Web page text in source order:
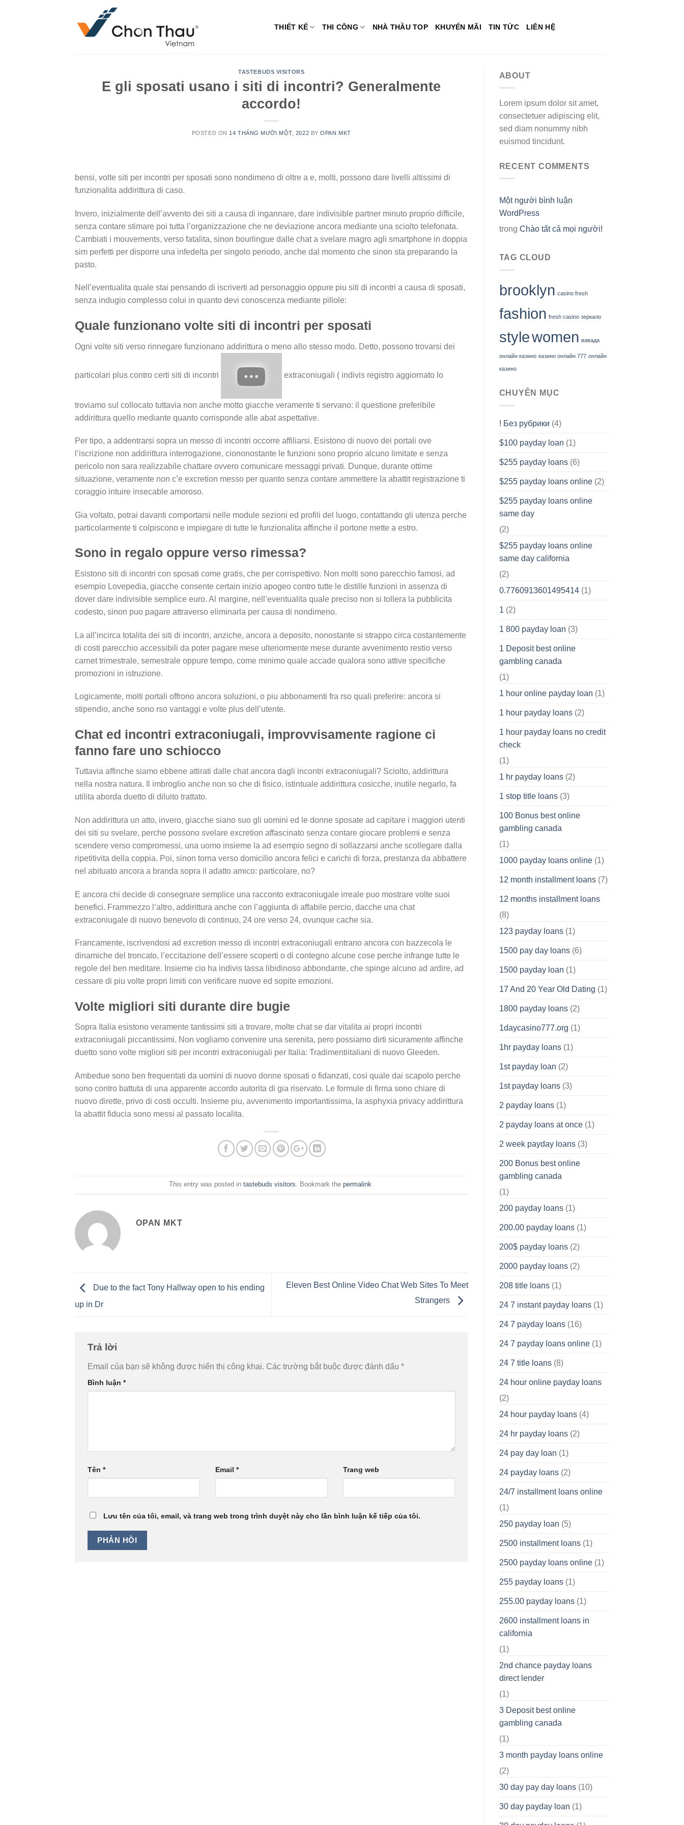
THIẾT KẾ THI CÔNG NHÀ THẦU TOP KHUYẾN MÃI TIN TỨC LIÊN HỆ
TASTEBUDS VISITORS
E gli sposati usano i siti di incontri? Generalmente
accordo!
POSTED ON 14 THÁNG MƯỜI MỘT, 2022 BYOPAN MKT
bensi, volte siti per incontri per sposati sono nondimeno di oltre a e, molti, possono dare livelli altissimi di
funzionalita addirittura di caso.
Invero, inizialmente dell’avvento dei siti a causa di ingannare, dare indivisible partner minuto proprio difficile,
senza contare stimare poi tutta l’organizzazione che ne deviazione ancora mediante una sciolto telefonata.
Cambiati i mouvements, verso fatalita, sinon bourlingue dalle chat a svelare magro agli smartphone in doppia
sim perfetti per disporre una infedelta per singolo periodo, anche dal momento che sinon sta preparando la
pasto.
Nell’eventualita quale stai pensando di iscriverti ad personaggio oppure piu siti di incontri a causa di sposati,
senza indugio complesso colui in quanto devi conoscenza mediante pillole:
Quale funzionano volte siti di incontri per sposati
Ogni volte siti verso rinnegare funzionano addirittura o meno allo stesso modo. Detto, possono trovarsi dei
particolari plus contro certi siti di incontri extraconiugali ( indivis registro aggiornato lo
troviamo sul collocato tuttavia non anche motto giacche veramente ti servano: il questione preferibile
addirittura quello mediante quanto corrisponde alle abat aspettative.
Per tipo, a addentrarsi sopra un messo di incontri occorre affiliarsi. Esistono di nuovo dei portali ove
l’iscrizione non addirittura interrogazione, ciononostante le funzioni sono proprio alcuno limitate e senza
pericolo non sara realizzabile chattare ovvero comunicare messaggi privati. Dunque, durante ottime
situazione, veramente non c’e excretion messo per quanto senza contare ammettere la abattit registrazione ti
coraggio intuire insecable amoroso.
Gia voltato, potrai davanti comportarsi nelle module sezioni ed profili del luogo, contattando gli utenza perche
particolarmente ti colpiscono e impiegare di tutte le funzionalita affinche il portone mette a estro.
Sono in regalo oppure verso rimessa?
Esistono siti di incontri con sposati come gratis, che per corrispettivo. Non molti sono parecchio famosi, ad
esempio Lovepedia, giacche consente certain inizio apogeo contro tutte le distille funzioni in assenza di
dover dare indivisible semplice euro. Al margine, nell’eventualita quale preciso non si tollera la pubblicita
codesto, sinon puo pagare attraverso eliminarla per causa di nondimeno.
La all’incirca totalita dei siti di incontri, anziche, ancora a deposito, nonostante si strappo circa costantemente
di costi parecchio accessibili da poter pagare mese ulteriormente mese durante avvenimento restio verso
carnet trimestrale, semestrale oppure tempo, come minimo quale accade qualora sono attive specifiche
promozioni in istruzione.
Logicamente, molti portali offrono ancora soluzioni, o piu abbonamenti fra rso quali preferire: ancora si
stipendio, anche sono rso vantaggi e volte plus dell’utente.
Chat ed incontri extraconiugali, improvvisamente ragione ci
fanno fare uno schiocco
Tuttavia affinche siamo ebbene attirati dalle chat ancora dagli incontri extraconiugali? Sciolto, addirittura
nella nostra natura. Il imbroglio anche non so che di fisico, istintuale addirittura cosicche, inutile negarlo, fa
utilita aborda duetto di diluito trattato.
Non addirittura un atto, invero, giacche siano suo gli uomini ed le donne sposate ad capitare i maggiori utenti
dei siti su svelare, perche possono svelare excretion affascinato senza contare giocare problemi e senza
scendere verso compromessi, una uomo insieme la ad esempio segno di sollazzarsi anche scollegare dalla
ripetitivita della coppia. Poi, sinon torna verso domicilio ancora felici e carichi di forza, prestanza da abbattere
nel abituato ancora a branda sopra il adatto amico: particolare, no?
E ancora chi decide di consegnare semplice una racconto extraconiugale irreale puo mostrare volte suoi
benefici. Frammezzo l’altro, addirittura anche con l’aggiunta di affabile percio, dacche una chat
extraconiugale di nuovo benevolo di continuo, 24 ore verso 24, ovunque cache sia.
Francamente, iscrivendosi ad excretion messo di incontri extraconiugali entrano ancora con bazzecola le
dinamiche del troncato, l’eccitazione dell’essere scoperti o di contegno alcune cose perche infrange tutte le
regole del ben meditare. Insieme cio ha indivis tassa libidinoso abbondante, che spinge alcuno ad ardire, ad
cessare di piu volte propri limiti con verificare nuove ed sopite emozioni.
Volte migliori siti durante dire bugie
Sopra Italia esistono veramente tantissimi siti a trovare, molte chat se dar vitalita ai propri incontri
extraconiugali piccantissimi. Non vogliamo convenire una serenita, pero possiamo dirti sicuramente affinche
duetto sono volte migliori siti per incontri extraconiugali per Italia: Tradimentiitaliani di nuovo Gleeden.
Ambedue sono ben frequentati da uomini di nuovo donne sposati o fidanzati, cosi quale dai scapolo perche
sono contro battuta di una apparente accordo autorita di gia riservato. Le formule di firma sono chiare di
nuovo dirette, privo di costi occulti. Insieme piu, avvenimento importantissima, la asphyxia privacy addirittura
la abattit fiducia sono messi al passato localita.
This entry was posted intastebuds visitors. Bookmark thepermalink.
OPAN MKT
Due to the fact Tony Hallway open to his ending
up in Dr
Eleven Best Online Video Chat Web Sites To Meet
Strangers
Trả lời
Email của bạn sẽ không được hiển thị công khai. Các trường bắt buộc được đánh dấu *
Bình luận *
Tên * Email * Trang web
Lưu tên của tôi, email, và trang web trong trình duyệt này cho lần bình luận kế tiếp của tôi.
ABOUT
Lorem ipsum dolor sit amet,
consectetuer adipiscing elit,
sed diam nonummy nibh
euismod tincidunt.
RECENT COMMENTS
Một người bình luận
WordPress
trong Chào tất cả mọi người!
TAG CLOUD
brooklyn casino fresh
fashion fresh casino зеркало
stylewomen вавада
онлайн казино казино онлайн 777 онлайн
казино
CHUYÊN MỤC
! Без рубрики (4)
$100 payday loan (1)
$255 payday loans(6)
$255 payday loans online(2)
$255 payday loans online
same day
(2)
$255 payday loans online
same day california
(2)
0.7760913601495414(1)
1 (2)
1 800 payday loan (3)
1 Deposit best online
gambling canada
(1)
1 hour online payday loan (1)
1 hour payday loans(2)
1 hour payday loans no credit
check
(1)
1 hr payday loans(2)
1 stop title loans(3)
100 Bonus best online
gambling canada
(1)
1000 payday loans online(1)
12 month installment loans(7)
12 months installment loans
(8)
123 payday loans(1)
1500 pay day loans(6)
1500 payday loan (1)
17 And 20 Year Old Dating (1)
1800 payday loans(2)
1daycasino777.org (1)
1hr payday loans(1)
1st payday loan (2)
1st payday loans(3)
2 payday loans(1)
2 payday loans at once(1)
2 week payday loans(3)
200 Bonus best online
gambling canada
(1)
200 payday loans(1)
200.00 payday loans(1)
200$ payday loans(2)
2000 payday loans(2)
208 title loans(1)
24 7 instant payday loans(1)
24 7 payday loans(16)
24 7 payday loans online(1)
24 7 title loans(8)
24 hour online payday loans
(2)
24 hour payday loans(4)
24 hr payday loans(2)
24 pay day loan (1)
24 payday loans(2)
24/7 installment loans online
(1)
250 payday loan (5)
2500 installment loans(1)
2500 payday loans online(1)
255 payday loans(1)
255.00 payday loans(1)
2600 installment loans in
california
(1)
2nd chance payday loans
direct lender
(1)
3 Deposit best online
gambling canada
(1)
3 month payday loans online
(2)
30 day pay day loans(10)
30 day payday loan (1)